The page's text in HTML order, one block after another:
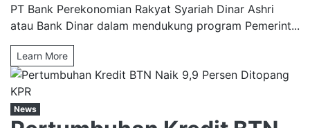
PT Bank Perekonomian Rakyat Syariah Dinar Ashri
atau Bank Dinar dalam mendukung program Pemerint...
Learn More
News